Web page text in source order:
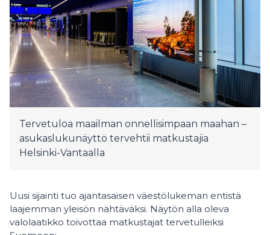
Tervetuloa maailman onnellisimpaan maahan –
asukaslukunäyttö tervehtii matkustajia
Helsinki-Vantaalla
Uusi sijainti tuo ajantasaisen väestölukeman entistä
laajemman yleisön nähtäväksi. Näytön alla oleva
valolaatikko toivottaa matkustajat tervetulleiksi